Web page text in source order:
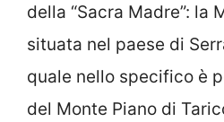
della “Sacra Madre”: la
situata nel paese di
quale nello specifico è
del Monte Piano di